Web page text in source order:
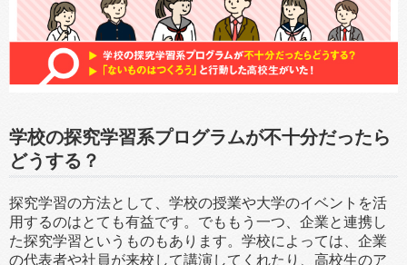
学校の探究学習系プログラムが不十分だったら
どうする？
探究学習の方法として、学校の授業や大学のイベントを活
用するのはとても有益です。でももう一つ、企業と連携し
た探究学習というものもあります。学校によっては、企業
の代表者や社員が来校して講演してくれたり、高校生のア